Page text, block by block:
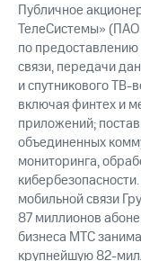
Публичное
ТелеСистемы»
по
связи, передачи
и спутникового
включая финтех и
приложений;
объединенных
мониторинга,
мобильной связи
87 миллионов
бизнеса МТС
крупнейшую 82-